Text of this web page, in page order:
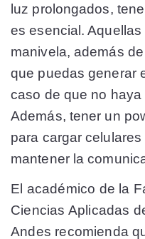
luz prolongados,
es esencial.
manivela, además
que puedas generar
caso de que no
Además, tener un
para cargar
mantener la
El académico de la
Ciencias Aplicadas
Andes recomienda